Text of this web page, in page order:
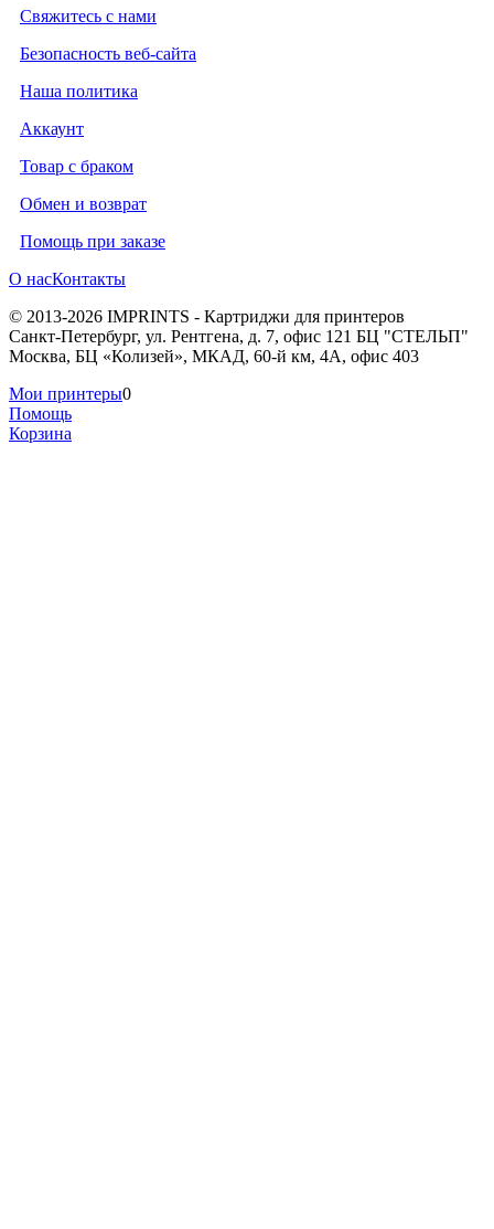
Свяжитесь с нами
Безопасность веб-сайта
Наша политика
Аккаунт
Товар с браком
Обмен и возврат
Помощь при заказе
О насКонтакты
© 2013-2026 IMPRINTS - Картриджи для принтеров
Санкт-Петербург, ул. Рентгена, д. 7, офис 121 БЦ "СТЕЛЬП"
Москва, БЦ «Колизей», МКАД, 60-й км, 4А, офис 403
Мои принтеры0
Помощь
Корзина